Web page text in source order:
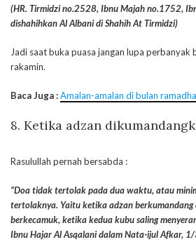
(HR. Tirmidzi no.2528, Ibnu Majah no.1752,
dishahihkan Al Albani di Shahih At Tirmidzi)
Jadi saat buka puasa jangan lupa perbanyak
rakamin.
Baca Juga :Amalan-amalan di bulan
8. Ketika adzan
Rasulullah pernah bersabda :
“Doa tidak tertolak pada dua waktu, atau
tertolaknya. Yaitu ketika adzan berkumandang
berkecamuk, ketika kedua kubu saling
Ibnu Hajar Al Asqalani dalam Nata-ijul Afkar,